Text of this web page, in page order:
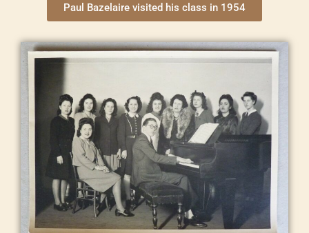
Paul Bazelaire visited his class in 1954